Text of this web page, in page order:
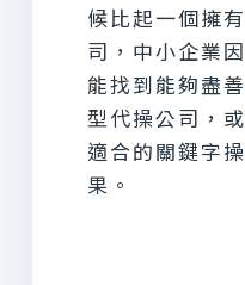
候比起一個擁
司，中小企業
能找到能夠盡
型代操公司，
適合的關鍵字
果。